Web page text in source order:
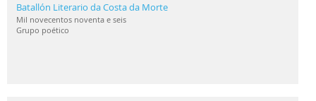
Batallón Literario da Costa da Morte
Mil novecentos noventa e seis
Grupo poético